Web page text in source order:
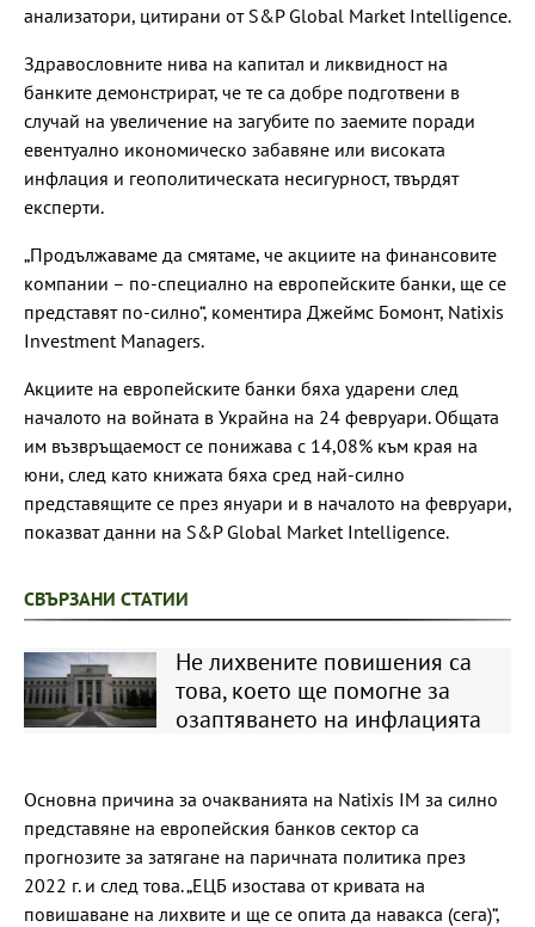
анализатори, цитирани от S&P Global Market Intelligence.
Здравословните нива на капитал и ликвидност на
банките демонстрират, че те са добре подготвени в
случай на увеличение на загубите по заемите поради
евентуално икономическо забавяне или високата
инфлация и геополитическата несигурност, твърдят
експерти.
„Продължаваме да смятаме, че акциите на финансовите
компании – по-специално на европейските банки, ще се
представят по-силно“, коментира Джеймс Бомонт, Natixis
Investment Managers.
Акциите на европейските банки бяха ударени след
началото на войната в Украйна на 24 февруари. Общата
им възвръщаемост се понижава с 14,08% към края на
юни, след като книжата бяха сред най-силно
представящите се през януари и в началото на февруари,
показват данни на S&P Global Market Intelligence.
СВЪРЗАНИ СТАТИИ
Не лихвените повишения са
това, което ще помогне за
озаптяването на инфлацията
Основна причина за очакванията на Natixis IM за силно
представяне на европейския банков сектор са
прогнозите за затягане на паричната политика през
2022 г. и след това. „ЕЦБ изостава от кривата на
повишаване на лихвите и ще се опита да навакса (сега)“,